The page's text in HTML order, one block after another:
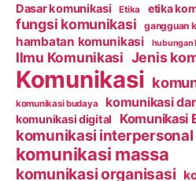
Dasar komunikasi Etika etika
fungsi komunikasi gangguan
hambatan komunikasi hubungan
Ilmu Komunikasi Jenis
Komunikasi
komunikasi budaya komunikasi
komunikasi digital Komunikasi
komunikasi interpersonal
komunikasi massa
komunikasi organisasi